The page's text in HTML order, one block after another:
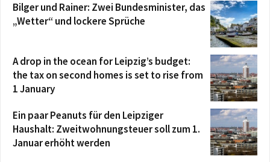
Bilger und Rainer: Zwei Bundesminister, das
„Wetter“ und lockere Sprüche
A drop in the ocean for Leipzig’s budget:
the tax on second homes is set to rise from
1 January
Ein paar Peanuts für den Leipziger
Haushalt: Zweitwohnungsteuer soll zum 1.
Januar erhöht werden